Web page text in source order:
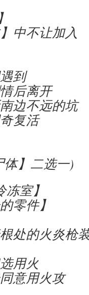
中不让加入
到
后离开
边不远的坑
复活
】二选一)
室】
零件】
处的火炎枪
用火
意用火攻